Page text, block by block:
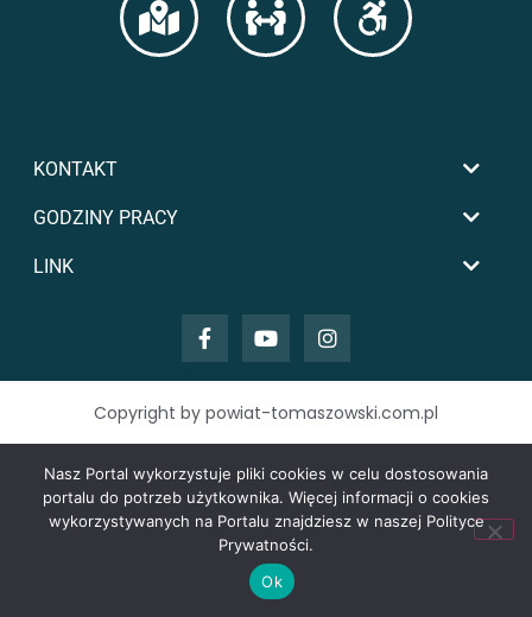
nowy z salonu, jak i używany -
KONTAKT
GODZINY PRACY
LINK
Copyright by powiat-tomaszowski.com.pl
Nasz Portal wykorzystuje pliki cookies w celu dostosowania
portalu do potrzeb użytkownika. Więcej informacji o cookies
wykorzystywanych na Portalu znajdziesz w naszej Polityce
Prywatności.
Ok